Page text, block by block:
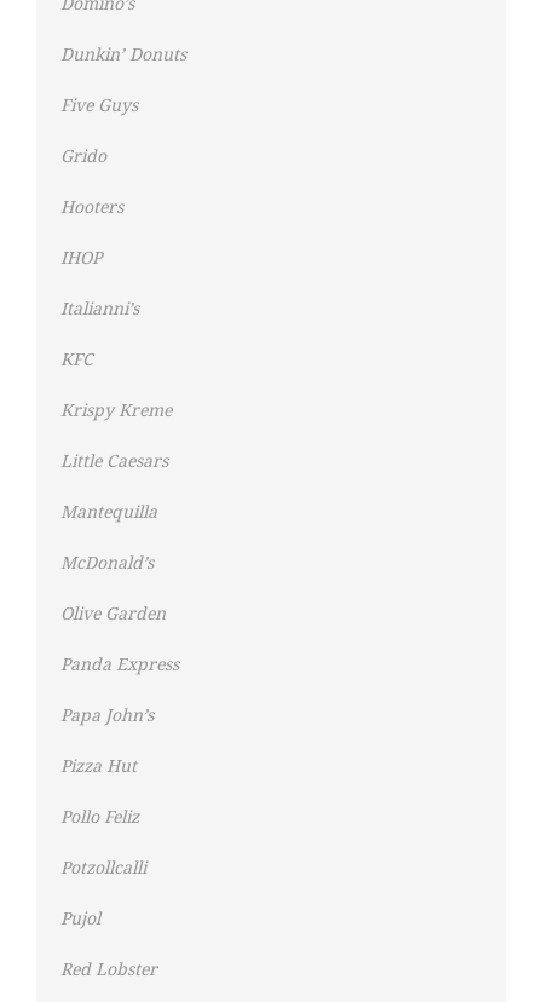
Domino’s
Dunkin’ Donuts
Five Guys
Grido
Hooters
IHOP
Italianni’s
KFC
Krispy Kreme
Little Caesars
Mantequilla
McDonald’s
Olive Garden
Panda Express
Papa John’s
Pizza Hut
Pollo Feliz
Potzollcalli
Pujol
Red Lobster